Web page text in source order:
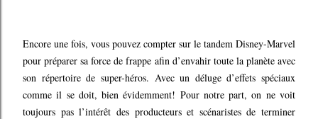
Encore une fois, vous pouvez compter sur le tandem Disney-Marvel
pour préparer sa force de frappe afin d’envahir toute la planète avec
son répertoire de super-héros. Avec un déluge d’effets spéciaux
comme il se doit, bien évidemment! Pour notre part, on ne voit
toujours pas l’intérêt des producteurs et scénaristes de terminer